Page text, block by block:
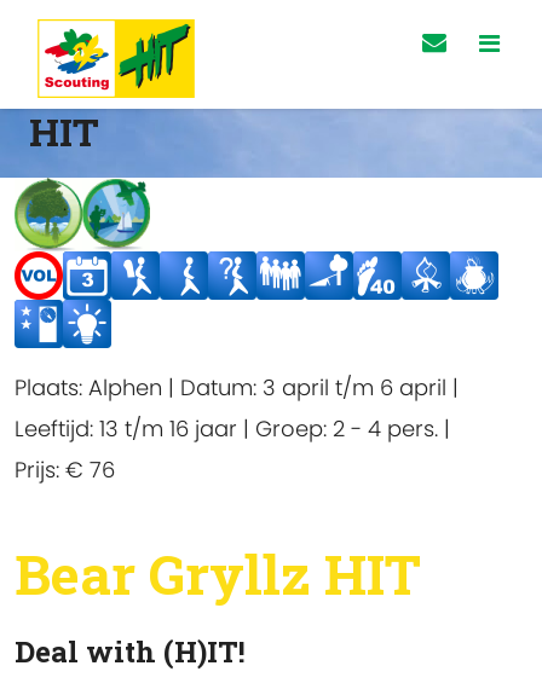
HIT
Plaats: Alphen | Datum: 3 april t/m 6 april |
Leeftijd: 13 t/m 16 jaar | Groep: 2 - 4 pers. |
Prijs: € 76
Bear Gryllz HIT
Deal with (H)IT!